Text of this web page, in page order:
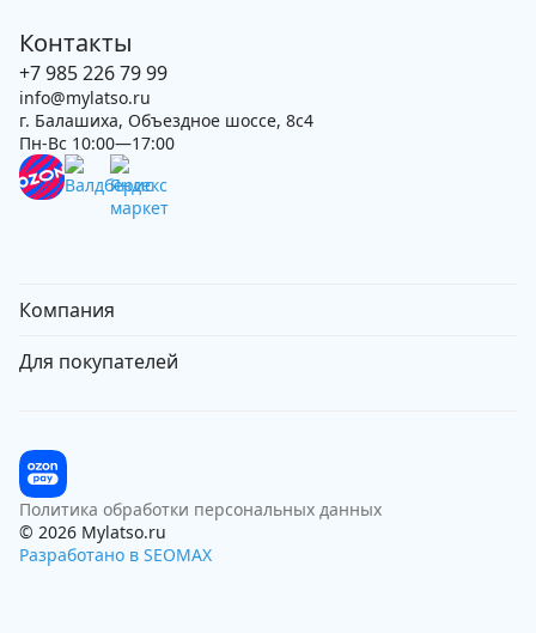
Контакты
+7 985 226 79 99
info@mylatso.ru
г. Балашиха, Объездное шоссе, 8с4
Пн-Вс 10:00—17:00
Компания
Для покупателей
© 2026 Mylatso.ru
Разработано в SEOMAX
Политика обработки персональных данных